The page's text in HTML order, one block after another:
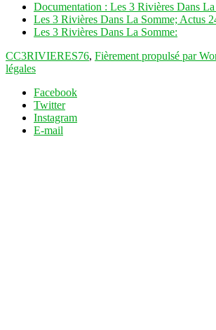
Documentation : Les 3 Rivières Dans La
Les 3 Rivières Dans La Somme; Actus
Les 3 Rivières Dans La Somme:
CC3RIVIERES76, Fièrement propulsé par
légales
Facebook
Twitter
Instagram
E-mail